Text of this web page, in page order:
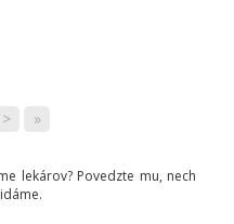
> »
lekárov? Povedzte mu, nech